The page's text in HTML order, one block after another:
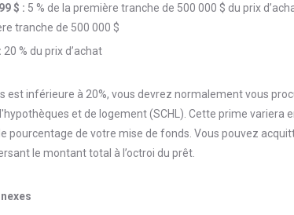
$ : 5 % de la première tranche de 500 000 $ du prix
tranche de 500 000 $
20 % du prix d’achat
est inférieure à 20%, vous devrez normalement vous
et de logement (SCHL). Cette prime variera
pourcentage de votre mise de fonds. Vous pouvez
le montant total à l’octroi du prêt.